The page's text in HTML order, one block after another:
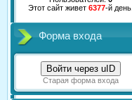
Этот сайт живет 6377-й день.
Форма входа
Войти через uID
Старая форма входа